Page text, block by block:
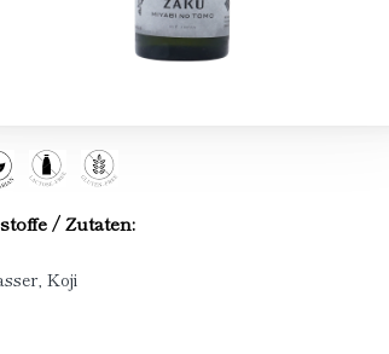
/ Zutaten:
Koji